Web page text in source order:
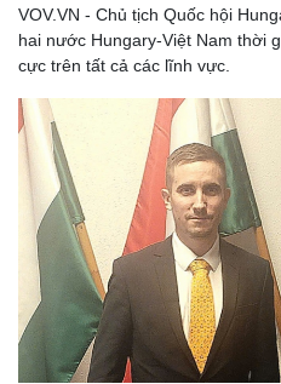
Du lịch
VOV.VN - Chủ tịch Quốc hội
hai nước Hungary-Việt Nam thời
cực trên tất cả các lĩnh vực.